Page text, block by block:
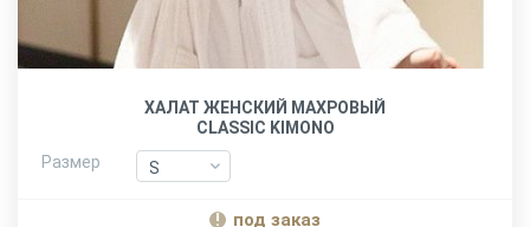
ХАЛАТ ЖЕНСКИЙ МАХРОВЫЙ
CLASSIC KIMONO
Размер
S
S
под заказ